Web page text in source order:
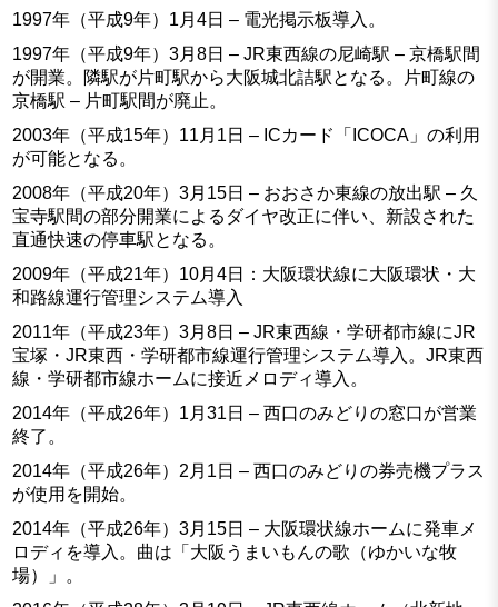
1997年（平成9年）1月4日 – 電光掲示板導入。
1997年（平成9年）3月8日 – JR東西線の尼崎駅 – 京橋駅間
が開業。隣駅が片町駅から大阪城北詰駅となる。片町線の
京橋駅 – 片町駅間が廃止。
2003年（平成15年）11月1日 – ICカード「ICOCA」の利用
が可能となる。
2008年（平成20年）3月15日 – おおさか東線の放出駅 – 久
宝寺駅間の部分開業によるダイヤ改正に伴い、新設された
直通快速の停車駅となる。
2009年（平成21年）10月4日：大阪環状線に大阪環状・大
和路線運行管理システム導入
2011年（平成23年）3月8日 – JR東西線・学研都市線にJR
宝塚・JR東西・学研都市線運行管理システム導入。JR東西
線・学研都市線ホームに接近メロディ導入。
2014年（平成26年）1月31日 – 西口のみどりの窓口が営業
終了。
2014年（平成26年）2月1日 – 西口のみどりの券売機プラス
が使用を開始。
2014年（平成26年）3月15日 – 大阪環状線ホームに発車メ
ロディを導入。曲は「大阪うまいもんの歌（ゆかいな牧
場）」。